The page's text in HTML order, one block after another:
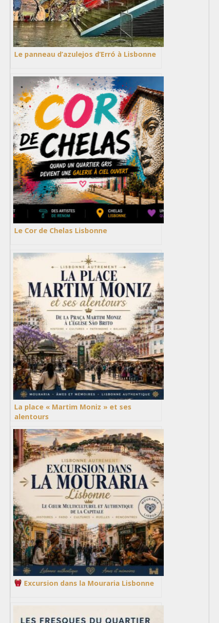
Le panneau d’azulejos d’Erró à Lisbonne
Le Cor de Chelas Lisbonne
La place « Martim Moniz » et ses
alentours
Excursion dans la Mouraria Lisbonne